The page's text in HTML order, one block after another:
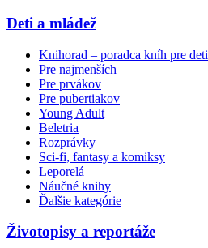
Deti a mládež
Knihorad – poradca kníh pre deti
Pre najmenších
Pre prvákov
Pre pubertiakov
Young Adult
Beletria
Rozprávky
Sci-fi, fantasy a komiksy
Leporelá
Náučné knihy
Ďalšie kategórie
Životopisy a reportáže